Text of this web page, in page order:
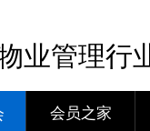
业管理行
会员之家